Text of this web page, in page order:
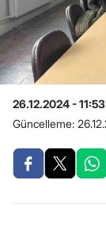
26.12.2024 - 11:53
Güncelleme: